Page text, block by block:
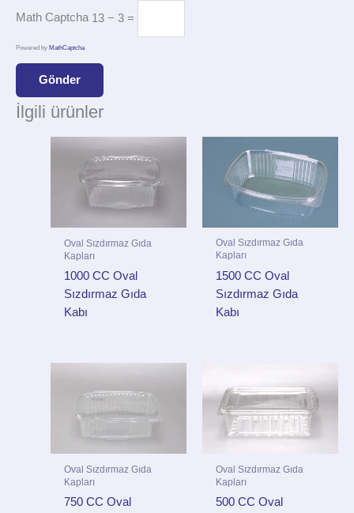
Math Captcha 13 − 3 =
Powered by MathCaptcha
İlgili ürünler
Oval Sızdırmaz Gıda
Kapları
1000 CC Oval
Sızdırmaz Gıda
Kabı
Oval Sızdırmaz Gıda
Kapları
1500 CC Oval
Sızdırmaz Gıda
Kabı
Oval Sızdırmaz Gıda
Kapları
750 CC Oval
Oval Sızdırmaz Gıda
Kapları
500 CC Oval